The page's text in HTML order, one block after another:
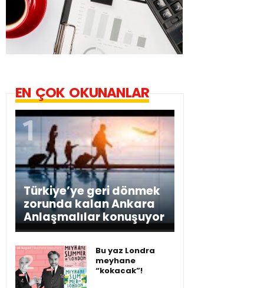
EN ÇOK OKUNANLAR
Türkiye’ye geri dönmek
zorunda kalan Ankara
Anlaşmalılar konuşuyor
Bu yaz Londra
meyhane
“kokacak”!